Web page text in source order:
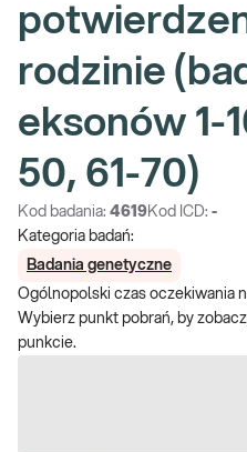
rodzinie
eksonów 1-
50, 61-70)
Kod badania: 4619Kod ICD: -
Kategoria badań:
Badania genetyczne
Ogólnopolski czas oczekiwania
Wybierz punkt pobrań, by
punkcie.